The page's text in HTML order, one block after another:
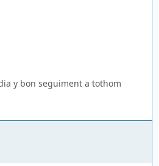
y bon seguiment a tothom